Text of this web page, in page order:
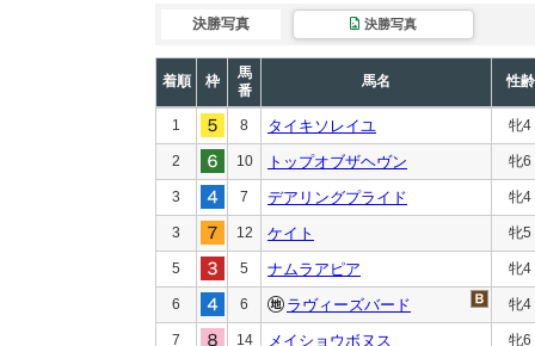
決勝写真 決勝写真
着順 枠
馬
番
馬名 性齢
1 8 タイキソレイユ 牝4
2 10 トップオブザヘヴン 牝6
3 7 デアリングプライド 牝4
3 12 ケイト 牝5
5 5 ナムラアピア 牝4
6 6 ラヴィーズバード 牝4
7 14 メイショウボヌス 牝6